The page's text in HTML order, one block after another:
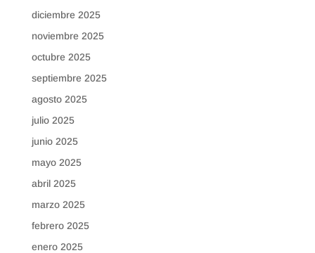
diciembre 2025
noviembre 2025
octubre 2025
septiembre 2025
agosto 2025
julio 2025
junio 2025
mayo 2025
abril 2025
marzo 2025
febrero 2025
enero 2025